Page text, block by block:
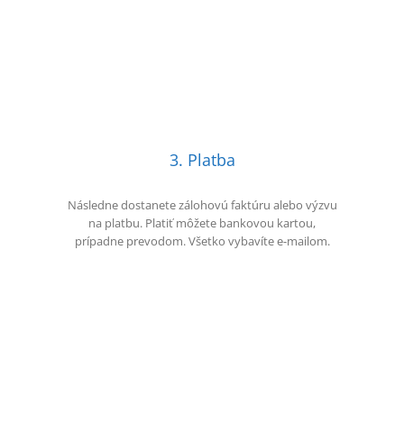
3. Platba
Následne dostanete zálohovú faktúru alebo výzvu
na platbu. Platiť môžete bankovou kartou,
prípadne prevodom. Všetko vybavíte e-mailom.